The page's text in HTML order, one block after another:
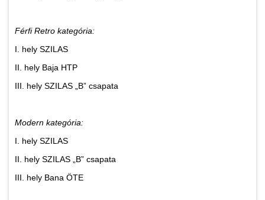
Férfi Retro kategória:
I. hely SZILAS
II. hely Baja HTP
III. hely SZILAS „B” csapata
Modern kategória:
I. hely SZILAS
II. hely SZILAS „B” csapata
III. hely Bana ÖTE